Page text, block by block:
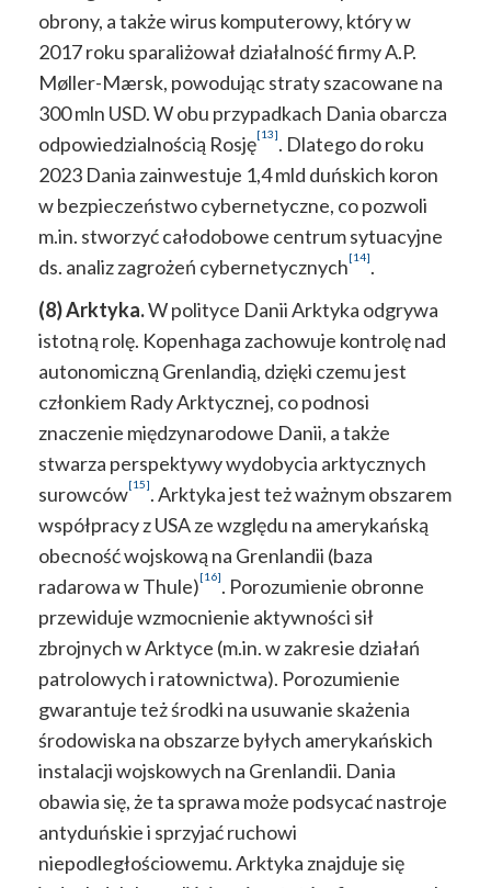
obrony, a także wirus komputerowy, który w
2017 roku sparaliżował działalność firmy A.P.
Møller-Mærsk, powodując straty szacowane na
300 mln USD. W obu przypadkach Dania obarcza
odpowiedzialnością Rosję[13]. Dlatego do roku
2023 Dania zainwestuje 1,4 mld duńskich koron
w bezpieczeństwo cybernetyczne, co pozwoli
m.in. stworzyć całodobowe centrum sytuacyjne
ds. analiz zagrożeń cybernetycznych[14].
(8) Arktyka.W polityce Danii Arktyka odgrywa
istotną rolę. Kopenhaga zachowuje kontrolę nad
autonomiczną Grenlandią, dzięki czemu jest
członkiem Rady Arktycznej, co podnosi
znaczenie międzynarodowe Danii, a także
stwarza perspektywy wydobycia arktycznych
surowców[15]. Arktyka jest też ważnym obszarem
współpracy z USA ze względu na amerykańską
obecność wojskową na Grenlandii (baza
radarowa w Thule)[16]. Porozumienie obronne
przewiduje wzmocnienie aktywności sił
zbrojnych w Arktyce (m.in. w zakresie działań
patrolowych i ratownictwa). Porozumienie
gwarantuje też środki na usuwanie skażenia
środowiska na obszarze byłych amerykańskich
instalacji wojskowych na Grenlandii. Dania
obawia się, że ta sprawa może podsycać nastroje
antyduńskie i sprzyjać ruchowi
niepodległościowemu. Arktyka znajduje się